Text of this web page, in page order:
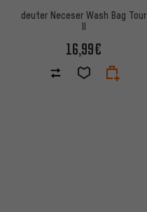
deuter Neceser Wash Bag Tour
II
16,99€